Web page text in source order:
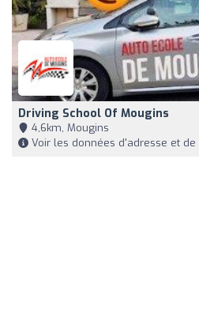
Driving School Of Mougins
4,6km, Mougins
Voir les données d'adresse et de